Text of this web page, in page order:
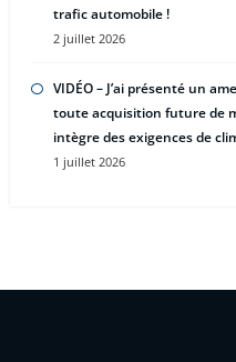
trafic automobile !
2 juillet 2026
VIDÉO – J’ai présenté un
toute acquisition future de
intègre des exigences de
1 juillet 2026